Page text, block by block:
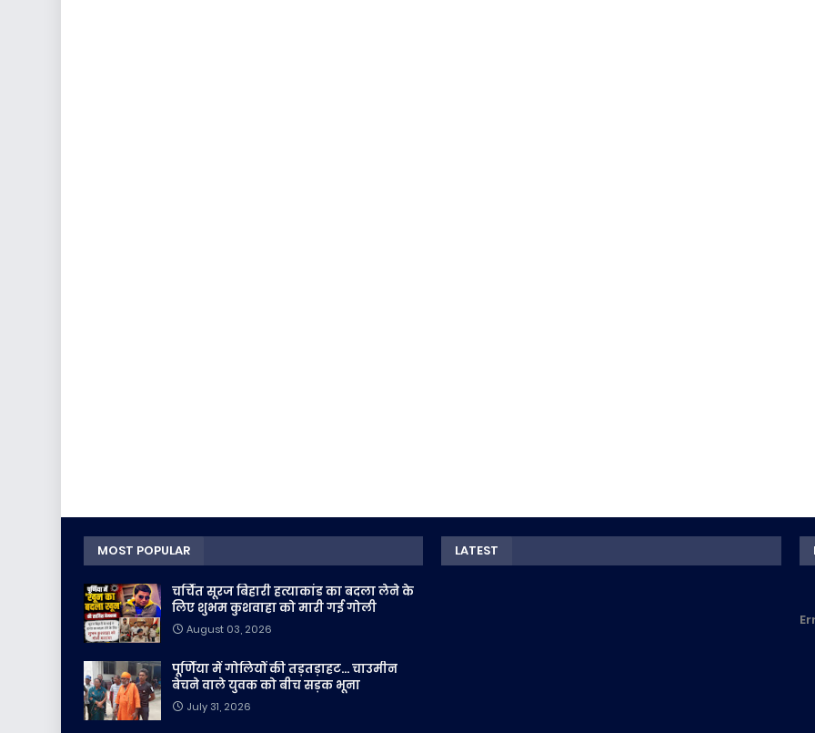
MOST POPULAR
चर्चित सूरज बिहारी हत्याकांड का बदला लेने के
लिए शुभम कुशवाहा को मारी गई गोली
August 03, 2026
पूर्णिया में गोलियों की तड़तड़ाहट... चाउमीन
बेचने वाले युवक को बीच सड़क भूना
July 31, 2026
LATEST